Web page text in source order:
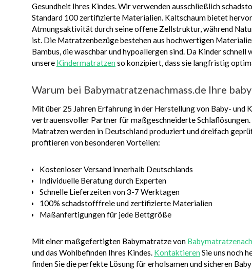
Gesundheit Ihres Kindes. Wir verwenden ausschließlich
Standard 100 zertifizierte Materialien. Kaltschaum bietet
Atmungsaktivität durch seine offene Zellstruktur, während
ist. Die Matratzenbezüge bestehen aus hochwertigen
Bambus, die waschbar und hypoallergen sind. Da Kinder schnell
unsere Kindermatratzen so konzipiert, dass sie langfristig
Warum bei Babymatratzenachmass.de Ihre
Mit über 25 Jahren Erfahrung in der Herstellung von Baby- und
vertrauensvoller Partner für maßgeschneiderte
Matratzen werden in Deutschland produziert und dreifach
profitieren von besonderen Vorteilen:
Kostenloser Versand innerhalb Deutschlands
Individuelle Beratung durch Experten
Schnelle Lieferzeiten von 3-7 Werktagen
100% schadstofffreie und zertifizierte Materialien
Maßanfertigungen für jede Bettgröße
Mit einer maßgefertigten Babymatratze von
und das Wohlbefinden Ihres Kindes. Kontaktieren Sie uns noch
finden Sie die perfekte Lösung für erholsamen und sicheren